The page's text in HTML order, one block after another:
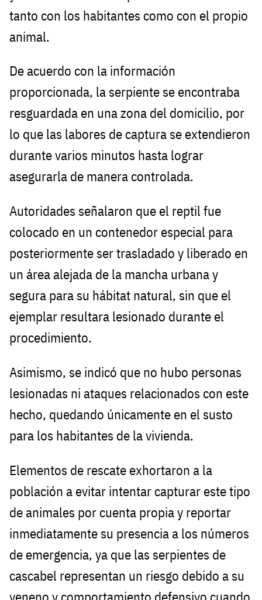
tanto con los habitantes como con el propio
animal.
De acuerdo con la información
proporcionada, la serpiente se encontraba
resguardada en una zona del domicilio, por
lo que las labores de captura se extendieron
durante varios minutos hasta lograr
asegurarla de manera controlada.
Autoridades señalaron que el reptil fue
colocado en un contenedor especial para
posteriormente ser trasladado y liberado en
un área alejada de la mancha urbana y
segura para su hábitat natural, sin que el
ejemplar resultara lesionado durante el
procedimiento.
Asimismo, se indicó que no hubo personas
lesionadas ni ataques relacionados con este
hecho, quedando únicamente en el susto
para los habitantes de la vivienda.
Elementos de rescate exhortaron a la
población a evitar intentar capturar este tipo
de animales por cuenta propia y reportar
inmediatamente su presencia a los números
de emergencia, ya que las serpientes de
cascabel representan un riesgo debido a su